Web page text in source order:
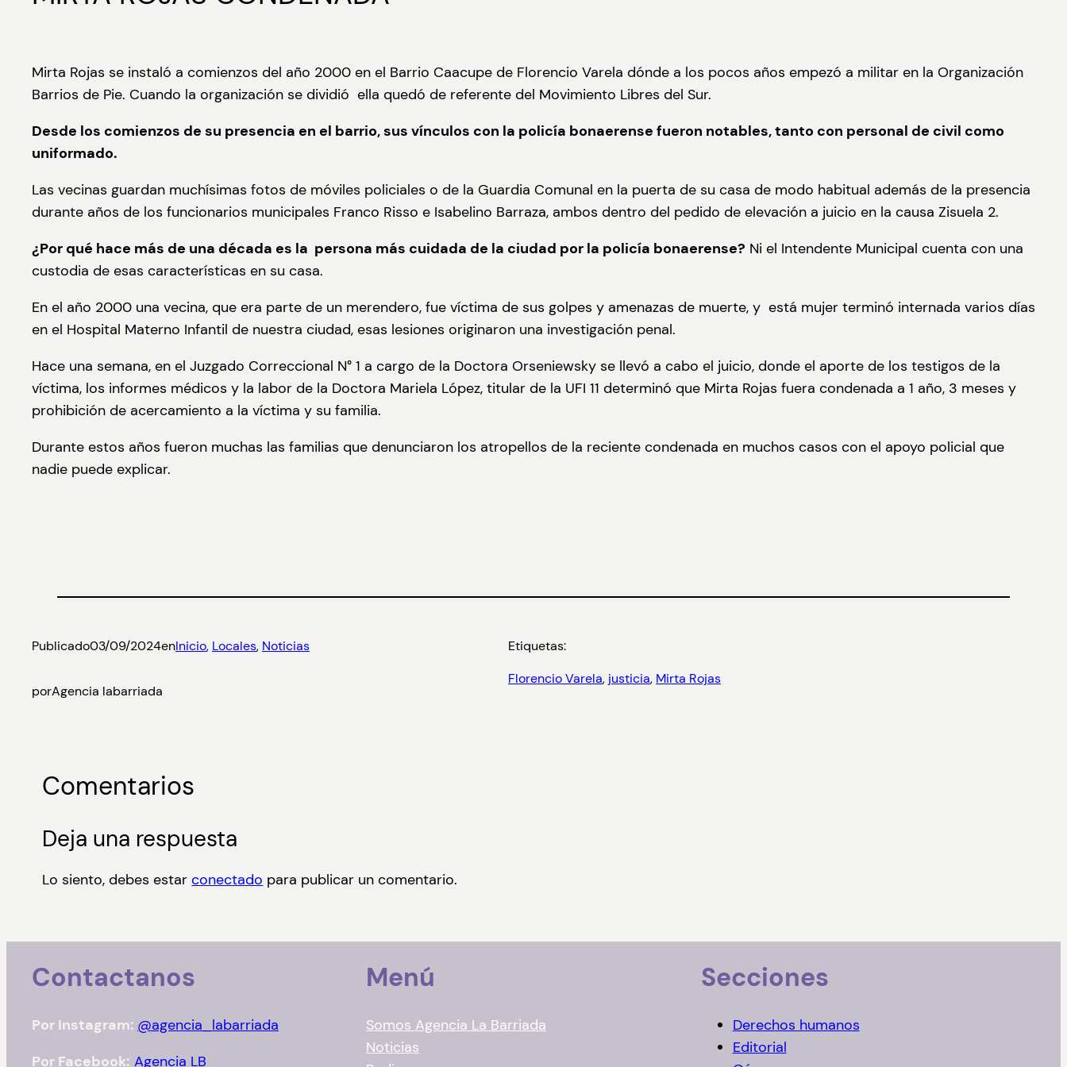
Mirta Rojas se instaló a comienzos del año 2000 en el Barrio Caacupe de Florencio Varela dónde a los pocos años empezó a militar en la Organización
Barrios de Pie. Cuando la organización se dividió ella quedó de referente del Movimiento Libres del Sur.
Desde los comienzos de su presencia en el barrio, sus vínculos con la policía bonaerense fueron notables, tanto con personal de civil como
uniformado.
Las vecinas guardan muchísimas fotos de móviles policiales o de la Guardia Comunal en la puerta de su casa de modo habitual además de la presencia
durante años de los funcionarios municipales Franco Risso e Isabelino Barraza, ambos dentro del pedido de elevación a juicio en la causa Zisuela 2.
¿Por qué hace más de una década es la persona más cuidada de la ciudad por la policía bonaerense? Ni el Intendente Municipal cuenta con una
custodia de esas características en su casa.
En el año 2000 una vecina, que era parte de un merendero, fue víctima de sus golpes y amenazas de muerte, y está mujer terminó internada varios días
en el Hospital Materno Infantil de nuestra ciudad, esas lesiones originaron una investigación penal.
Hace una semana, en el Juzgado Correccional N° 1 a cargo de la Doctora Orseniewsky se llevó a cabo el juicio, donde el aporte de los testigos de la
víctima, los informes médicos y la labor de la Doctora Mariela López, titular de la UFI 11 determinó que Mirta Rojas fuera condenada a 1 año, 3 meses y
prohibición de acercamiento a la víctima y su familia.
Durante estos años fueron muchas las familias que denunciaron los atropellos de la reciente condenada en muchos casos con el apoyo policial que
nadie puede explicar.
Publicado03/09/2024enInicio, Locales, Noticias
porAgencia labarriada
Etiquetas:
Florencio Varela, justicia, Mirta Rojas
Comentarios
Deja una respuesta
Lo siento, debes estarconectado para publicar un comentario.
Contactanos
Por Instagram: @agencia_labarriada
Por Facebook: Agencia LB
Menú
Somos Agencia La Barriada
Noticias
Secciones
Derechos humanos
Editorial